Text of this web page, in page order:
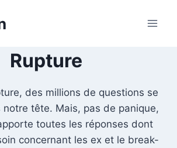
Rupture
des millions de questions se
tête. Mais, pas de panique,
toutes les réponses dont
concernant les ex et le break-